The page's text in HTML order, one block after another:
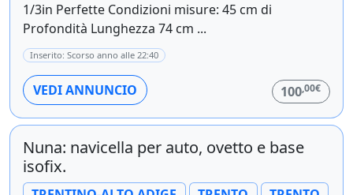
1/3in Perfette Condizioni misure: 45 cm di
Profondità Lunghezza 74 cm ...
Inserito: Scorso anno alle 22:40
VEDI ANNUNCIO 100,00€
Nuna: navicella per auto, ovetto e base
isofix.